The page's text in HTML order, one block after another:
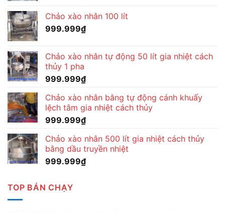
Chảo xào nhân 100 lít
999.999₫
Chảo xào nhân tự động 50 lít gia nhiệt cách
thủy 1 pha
999.999₫
Chảo xào nhân bằng tự động cánh khuấy
lệch tâm gia nhiệt cách thủy
999.999₫
Chảo xào nhân 500 lít gia nhiệt cách thủy
bằng dầu truyền nhiệt
999.999₫
TOP BÁN CHẠY